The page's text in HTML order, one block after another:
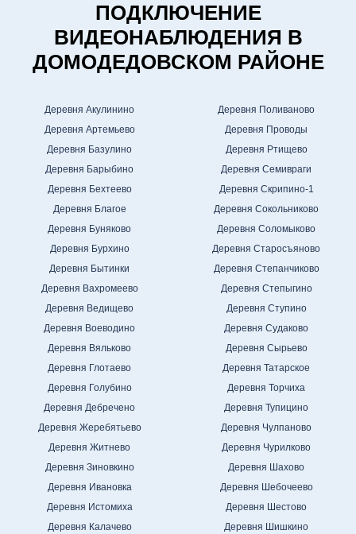
ПОДКЛЮЧЕНИЕ
ВИДЕОНАБЛЮДЕНИЯ В
ДОМОДЕДОВСКОМ РАЙОНЕ
Деревня Акулинино
Деревня Артемьево
Деревня Базулино
Деревня Барыбино
Деревня Бехтеево
Деревня Благое
Деревня Буняково
Деревня Бурхино
Деревня Бытинки
Деревня Вахромеево
Деревня Ведищево
Деревня Воеводино
Деревня Вяльково
Деревня Глотаево
Деревня Голубино
Деревня Дебречено
Деревня Жеребятьево
Деревня Житнево
Деревня Зиновкино
Деревня Ивановка
Деревня Истомиха
Деревня Калачево
Деревня Поливаново
Деревня Проводы
Деревня Ртищево
Деревня Семивраги
Деревня Скрипино-1
Деревня Сокольниково
Деревня Соломыково
Деревня Старосъяново
Деревня Степанчиково
Деревня Степыгино
Деревня Ступино
Деревня Судаково
Деревня Сырьево
Деревня Татарское
Деревня Торчиха
Деревня Тупицино
Деревня Чулпаново
Деревня Чурилково
Деревня Шахово
Деревня Шебочеево
Деревня Шестово
Деревня Шишкино